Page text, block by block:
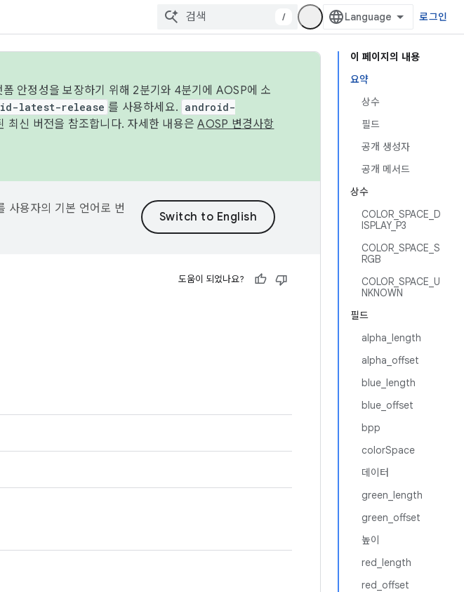
/ 로그인
이 페이지의 내용
요약
상수
필드
공개 생성자
공개 메서드
상수
COLOR_SPACE_D
ISPLAY_P3
COLOR_SPACE_S
RGB
COLOR_SPACE_U
NKNOWN
필드
alpha_length
alpha_offset
blue_length
blue_offset
bpp
colorSpace
데이터
green_length
green_offset
높이
red_length
red_offset
안정성을 보장하기 위해 2분기와 4분기에 AOSP에 소
latest-release 를 사용하세요. android-
최신 버전을 참조합니다. 자세한 내용은AOSP 변경사항
사용자의 기본 언어로 번
도움이 되었나요?